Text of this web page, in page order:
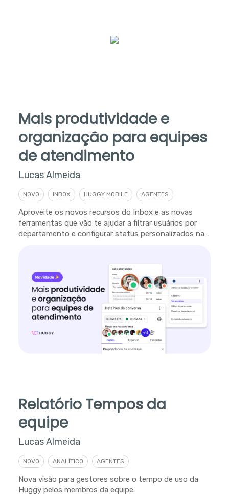
Mais produtividade e
organização para equipes
de atendimento
Lucas Almeida
NOVO INBOX HUGGY MOBILE AGENTES
Aproveite os novos recursos do Inbox e as novas
ferramentas que vão te ajudar a filtrar usuários por
departamento e configurar status personalizados na
Relatório Tempos da
equipe
Lucas Almeida
NOVO ANALÍTICO AGENTES
Nova visão para gestores sobre o tempo de uso da
Huggy pelos membros da equipe.